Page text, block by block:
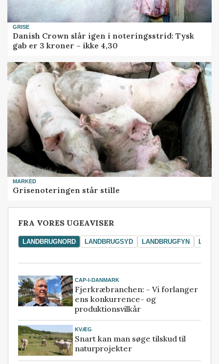
GRISE
Danish Crown slår igen i noteringsstrid: Tysk
gab er 3 kroner – ikke 4,30
MARKED
Grisenoteringen står stille
FRA VORES UGEAVISER
LANDBRUGNORD LANDBRUGSYD LANDBRUGFYN
CAP-I-DANMARK
Fjerkræbranchen: - Vi forlanger
ens konkurrence- og
produktionsvilkår
KVÆG
Snart kan man søge tilskud til
naturprojekter